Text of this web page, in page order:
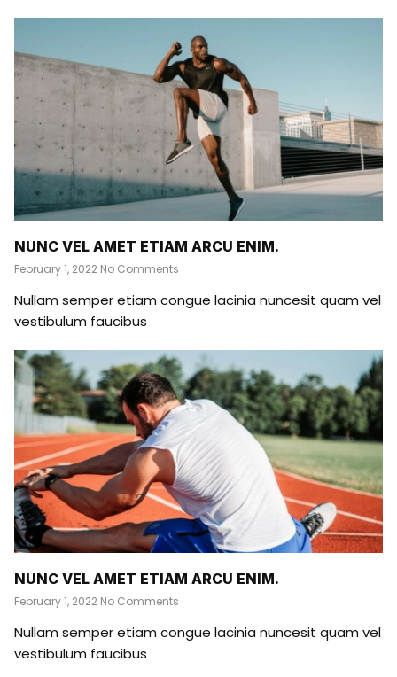
NUNC VEL AMET ETIAM ARCU ENIM.
February 1, 2022 No Comments
Nullam semper etiam congue lacinia nuncesit quam vel
vestibulum faucibus
NUNC VEL AMET ETIAM ARCU ENIM.
February 1, 2022 No Comments
Nullam semper etiam congue lacinia nuncesit quam vel
vestibulum faucibus